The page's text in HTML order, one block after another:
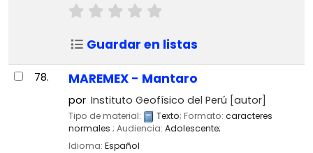
Guardar en listas
78. MAREMEX - Mantaro
por Instituto Geofísico del Perú [autor]
Tipo de material: Texto; Formato: caracteres
normales ; Audiencia: Adolescente;
Idioma: Español